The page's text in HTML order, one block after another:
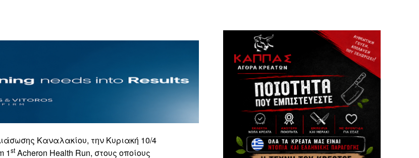
Καναλακίου, την Κυριακή 10/4
1st Acheron Health Run, στους οποίους